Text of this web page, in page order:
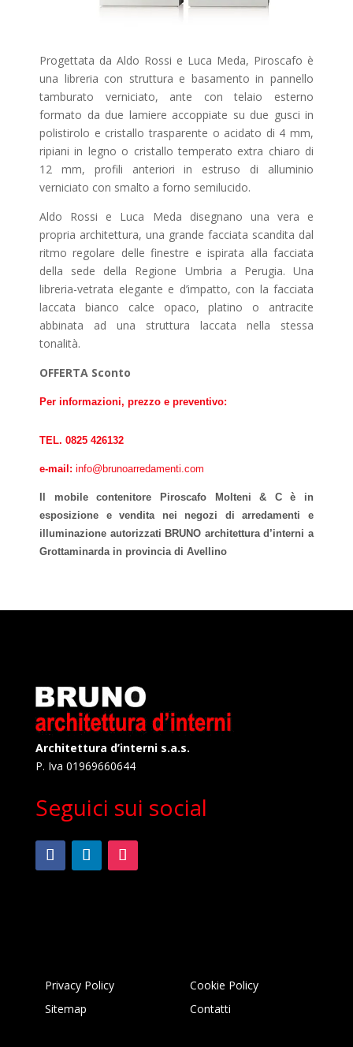
Progettata da Aldo Rossi e Luca Meda, Piroscafo è
una libreria con struttura e basamento in pannello
tamburato verniciato, ante con telaio esterno
formato da due lamiere accoppiate su due gusci in
polistirolo e cristallo trasparente o acidato di 4 mm,
ripiani in legno o cristallo temperato extra chiaro di
12 mm, profili anteriori in estruso di alluminio
verniciato con smalto a forno semilucido.
Aldo Rossi e Luca Meda disegnano una vera e
propria architettura, una grande facciata scandita dal
ritmo regolare delle finestre e ispirata alla facciata
della sede della Regione Umbria a Perugia. Una
libreria-vetrata elegante e d’impatto, con la facciata
laccata bianco calce opaco, platino o antracite
abbinata ad una struttura laccata nella stessa
tonalità.
OFFERTA Sconto
Per informazioni, prezzo e preventivo:
TEL. 0825 426132
e-mail: info@brunoarredamenti.com
Il mobile contenitore Piroscafo Molteni & C è in
esposizione e vendita nei negozi di arredamenti e
illuminazione autorizzati BRUNO architettura d’interni a
Grottaminarda in provincia di Avellino
Architettura d’interni s.a.s.
P. Iva 01969660644
Seguici sui social
Privacy Policy
Cookie Policy
Sitemap
Contatti